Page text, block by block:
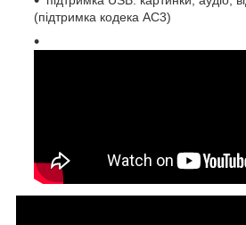
(підтримка кодека AC3)